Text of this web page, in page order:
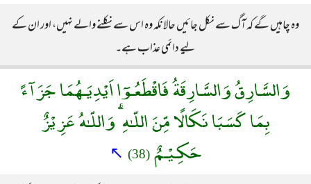
وہ چاہیں گے کہ آگ سے نکل جائیں حالانکہ وہ اس سے نکلنے والے نہیں، اور ان کے
لیے دائمی عذاب ہے۔
وَالسَّارِقُ وَالسَّارِقَةُ فَاقْطَعُـوٓا اَيْدِيَـهُمَا جَزَآءً
بِمَا كَسَبَا نَكَالًا مِّنَ اللّـٰهِ ۗ وَاللّـٰهُ عَزِيْزٌ
حَكِـيْـمٌ (38)
↖